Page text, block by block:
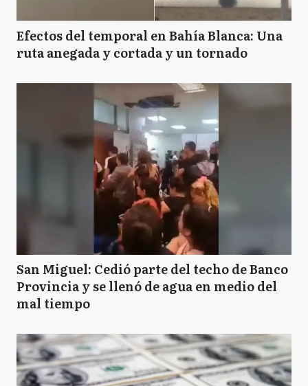
Efectos del temporal en Bahía Blanca: Una
ruta anegada y cortada y un tornado
San Miguel: Cedió parte del techo de Banco
Provincia y se llenó de agua en medio del
mal tiempo